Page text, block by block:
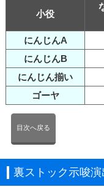
小役
にんじんA
にんじんB
にんじん揃い
ゴーヤ
目次へ戻る
裏ストック示唆演